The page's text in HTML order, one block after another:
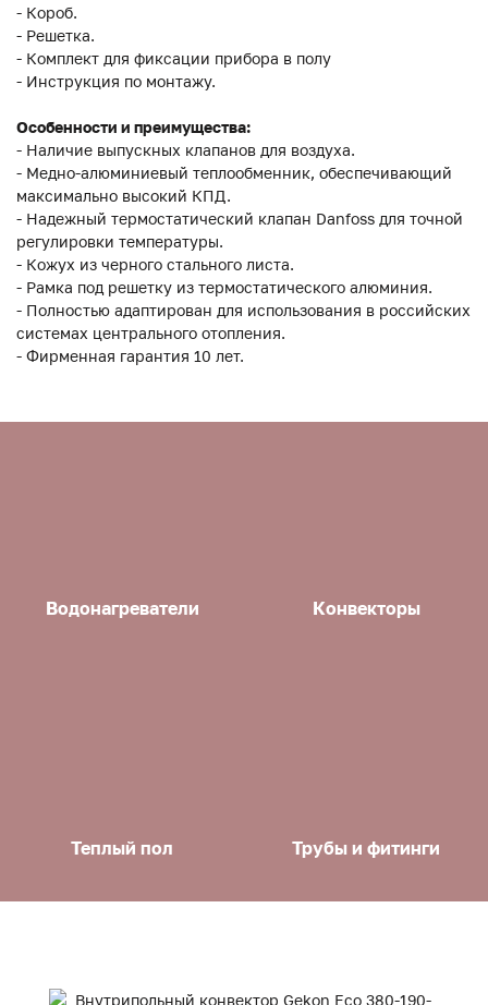
- Короб.
- Решетка.
- Комплект для фиксации прибора в полу
- Инструкция по монтажу.
Особенности и преимущества:
- Наличие выпускных клапанов для воздуха.
- Медно-алюминиевый теплообменник, обеспечивающий
максимально высокий КПД.
- Надежный термостатический клапан Danfoss для точной
регулировки температуры.
- Кожух из черного стального листа.
- Рамка под решетку из термостатического алюминия.
- Полностью адаптирован для использования в российских
системах центрального отопления.
- Фирменная гарантия 10 лет.
Водонагреватели Конвекторы
Теплый пол Трубы и фитинги